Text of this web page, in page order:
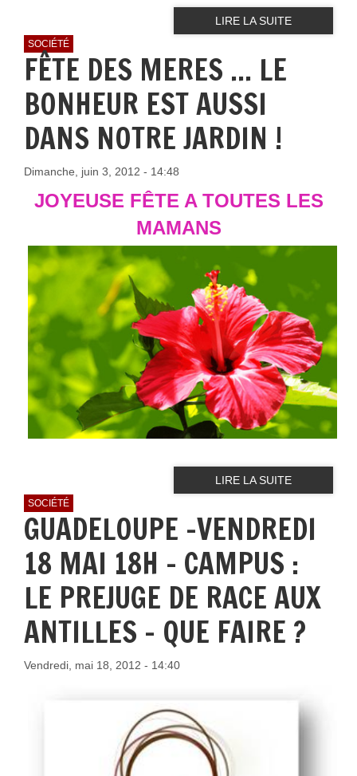
LIRE LA SUITE
SOCIÉTÉ
FÊTE DES MERES ... LE
BONHEUR EST AUSSI
DANS NOTRE JARDIN !
Dimanche, juin 3, 2012 - 14:48
JOYEUSE FÊTE A TOUTES LES
MAMANS
LIRE LA SUITE
SOCIÉTÉ
GUADELOUPE -VENDREDI
18 MAI 18H - CAMPUS :
LE PREJUGE DE RACE AUX
ANTILLES - QUE FAIRE ?
Vendredi, mai 18, 2012 - 14:40